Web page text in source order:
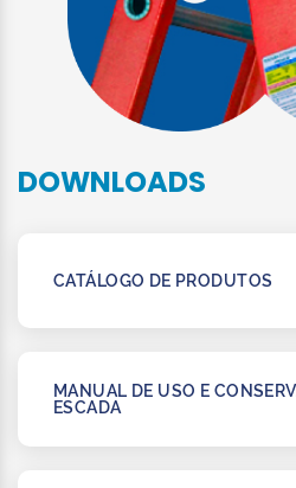
DOWNLOADS
CATÁLOGO DE PRODUTOS
MANUAL DE USO E
ESCADA